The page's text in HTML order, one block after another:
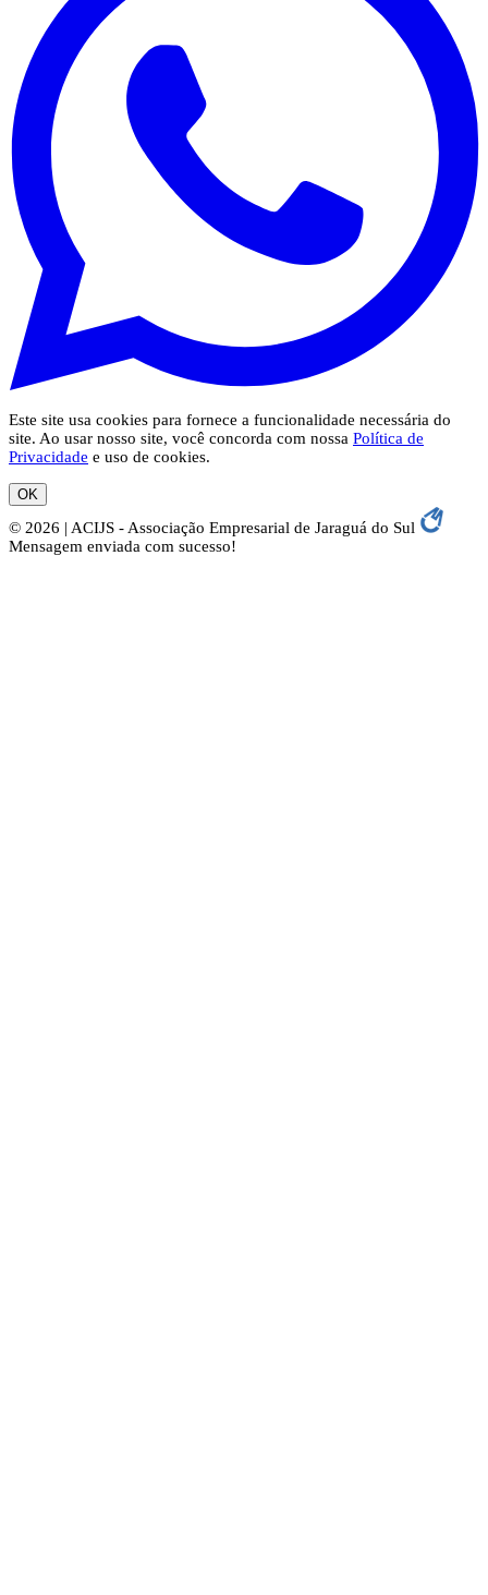
Este site usa cookies para fornece a funcionalidade necessária do
site. Ao usar nosso site, você concorda com nossa Política de
Privacidade e uso de cookies.
OK
© 2026 | ACIJS - Associação Empresarial de Jaraguá do Sul
Mensagem enviada com sucesso!